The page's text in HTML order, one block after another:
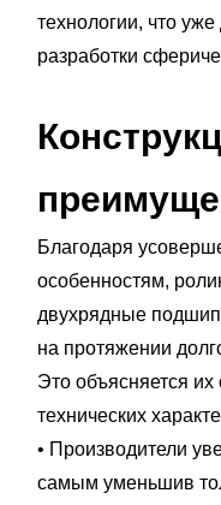
технологии, что
разработки
Благодаря
особенностям,
двухрядные
на протяжении
Это объясняется
технических
• Производители
самым уменьшив